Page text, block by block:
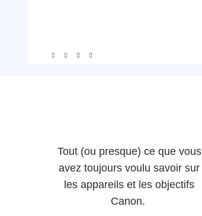
Tout (ou presque) ce que vous
avez toujours voulu savoir sur
les appareils et les objectifs
Canon.